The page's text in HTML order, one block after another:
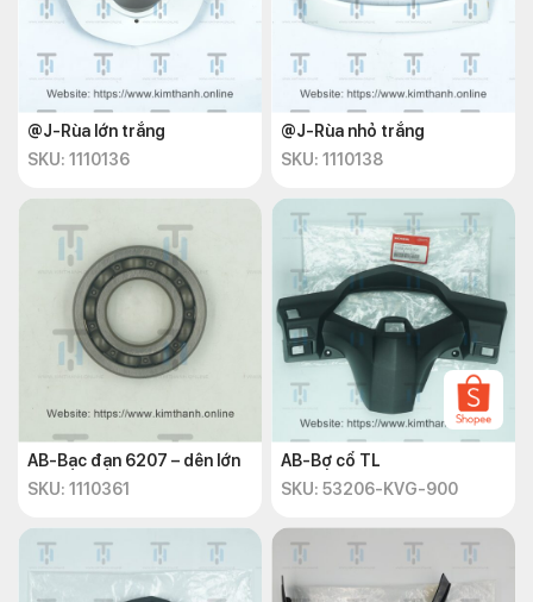
@J-Rùa lớn trắng
SKU: 1110136
@J-Rùa nhỏ trắng
SKU: 1110138
AB-Bạc đạn 6207 – dên lớn
SKU: 1110361
AB-Bợ cổ TL
SKU: 53206-KVG-900